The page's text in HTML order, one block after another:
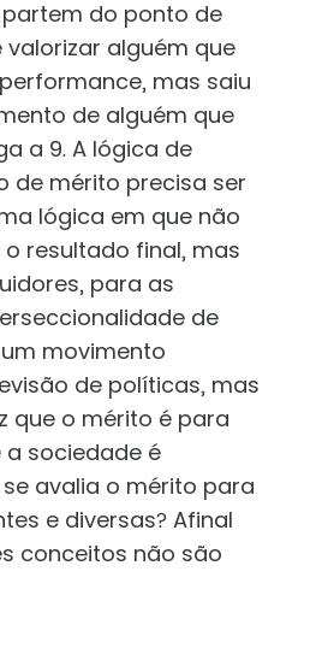
do ponto de
valorizar alguém que
mas saiu
de alguém que
a 9. A lógica de
de mérito precisa ser
lógica em que não
resultado final, mas
para as
de
movimento
de políticas, mas
que o mérito é para
a sociedade é
avalia o mérito para
e diversas? Afinal
conceitos não são